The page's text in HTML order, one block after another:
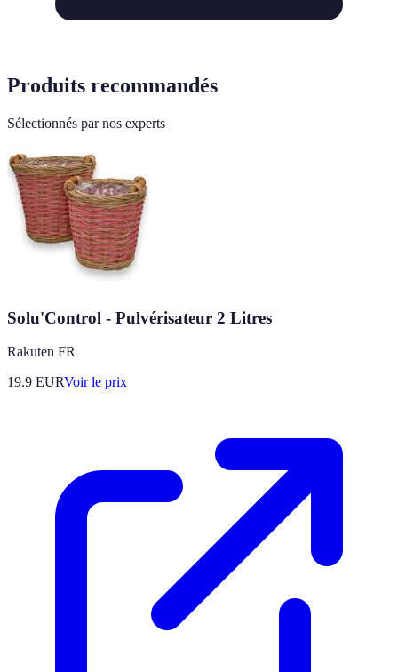
Produits recommandés
Sélectionnés par nos experts
Solu'Control - Pulvérisateur 2 Litres
Rakuten FR
19.9 EURVoir le prix